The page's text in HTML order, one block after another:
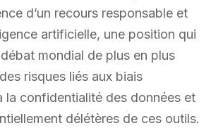
d’un recours responsable et
artificielle, une position qui
mondial de plus en plus
risques liés aux biais
la confidentialité des données et
délétères de ces outils.